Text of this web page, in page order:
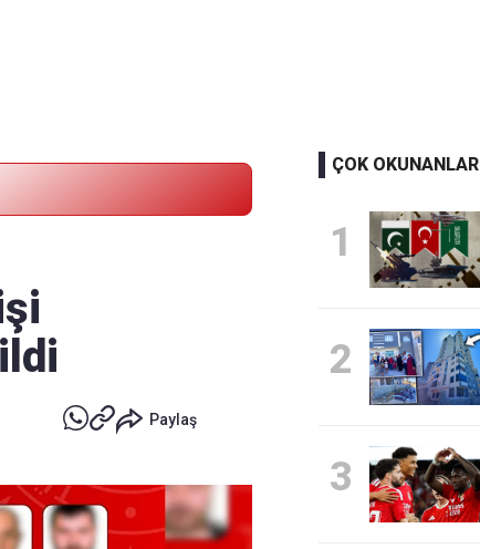
Paylaş
ÇOK OKUNANLAR
1
2
3